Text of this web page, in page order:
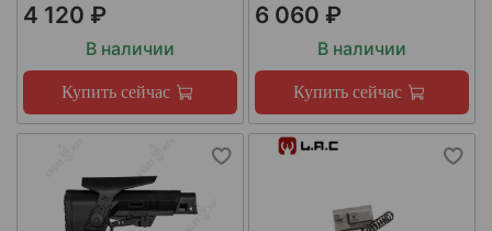
4 120 ₽
В наличии
Купить сейчас
6 060 ₽
В наличии
Купить сейчас